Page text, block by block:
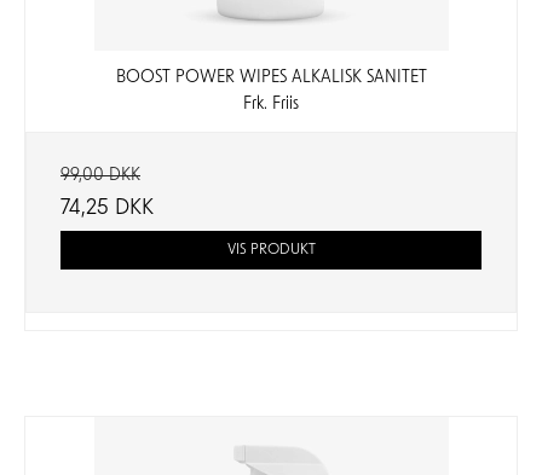
BOOST POWER WIPES ALKALISK SANITET
Frk. Friis
99,00 DKK
74,25 DKK
VIS PRODUKT